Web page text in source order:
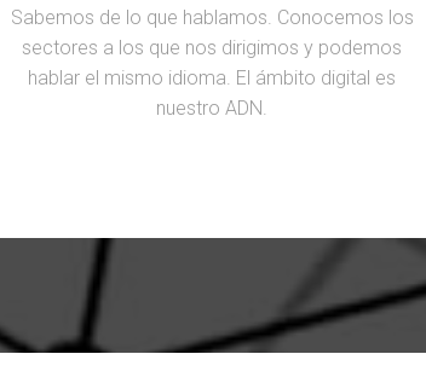
Sabemos de lo que hablamos. Conocemos los
sectores a los que nos dirigimos y podemos
hablar el mismo idioma. El ámbito digital es
nuestro ADN.